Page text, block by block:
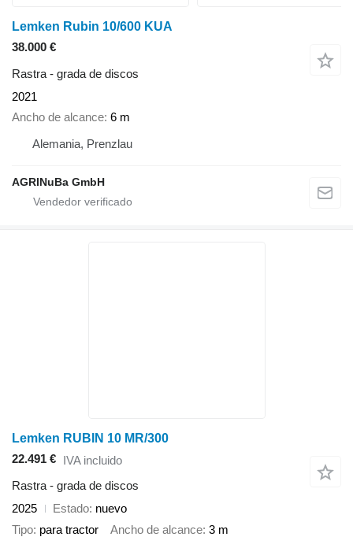
Lemken Rubin 10/600 KUA
38.000 €
Rastra - grada de discos
2021
Ancho de alcance 6 m
Alemania, Prenzlau
AGRINuBa GmbH
Lemken RUBIN 10 MR/300
22.491 € IVA incluido
Rastra - grada de discos
2025
Estado nuevo
Tipo para tractor Ancho de alcance 3 m